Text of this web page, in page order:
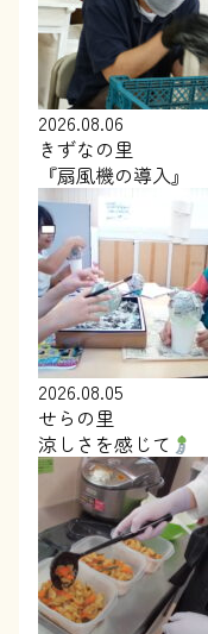
2026.08.06
きずなの里
『扇風機の導入』
2026.08.05
せらの里
涼しさを感じて